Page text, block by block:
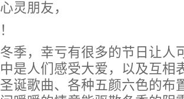
灵朋友，
季，幸亏有很多的节日让人
是人们感受大爱，以及互相
诞歌曲、各种五颜六色的布